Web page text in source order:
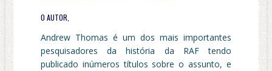
O AUTOR,
Andrew Thomas é um dos mais importantes
pesquisadores da história da RAF tendo
publicado inúmeros títulos sobre o assunto, e